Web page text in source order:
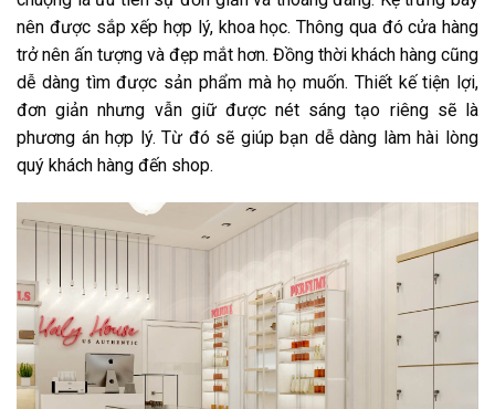
nên được sắp xếp hợp lý, khoa học. Thông qua đó cửa hàng
trở nên ấn tượng và đẹp mắt hơn. Đồng thời khách hàng cũng
dễ dàng tìm được sản phẩm mà họ muốn. Thiết kế tiện lợi,
đơn giản nhưng vẫn giữ được nét sáng tạo riêng sẽ là
phương án hợp lý. Từ đó sẽ giúp bạn dễ dàng làm hài lòng
quý khách hàng đến shop.